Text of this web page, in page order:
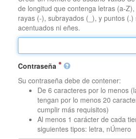
de longitud que contenga letras (a-
rayas (-), subrayados (_), y puntos
acentuados ni eñes.
Contraseña
Su contraseña debe de contener:
De 6 caracteres por lo menos
tengan por lo menos 20
cumplir más requisitos)
Al menos 1 carácter de cada
siguientes tipos: letra, nÚmero